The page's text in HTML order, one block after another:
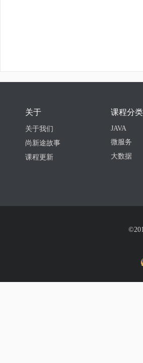
关于
关于我们
尚新途故事
课程更新
课程分类
JAVA
微服务
大数据